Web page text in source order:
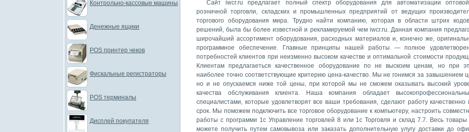
Сайт iwcr.ru предлагает полный спектр оборудования для автоматизации
розничной торговли, складских и промышленных предприятий от ведущих
торгового оборудования мира. Трудно найти компанию, которая в области штрих
решений, была бы более известной и рекламируемой чем iwcr.ru. Данная компания
широчайший ассортимент оборудования, расходных материалов и, конечно же,
программное обеспечение. Главные принципы нашей работы — полное
потребностей клиентов при неизменно высоком качестве и оптимальной стоимости
Клиентам предлагаеться качественное оборудование по не выскоим ценам, но при
наиболее точно соответствующие критерию цена-качество. Мы не гонимся за завышением
но и не опускаемся ниже той цены, при которой мы не сможем оказывать высокий
качества обслуживания клиента. Наша компания обладает
специалистами, которые удовлетворят все ваши требования, сделают работу качественно
срок. Мы поможем подключить все торговое оборудование к компьютеру, настроить
работы с программи 1с Управление торговлей 8 или 1с Торговля и склад 7.7. Весь товары
можете получить путем самовывоза или заказать дополнительную улугу доставки до
Контрольно-кассовые машины
Денежные ящики
POS принтер чеков
Фискальные регистраторы
POS терминалы
Дисплей покупателя